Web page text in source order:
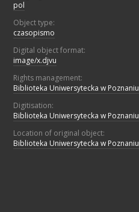
pol
Object type:
czasopismo
Digital object format:
image/x.djvu
Rights management:
Biblioteka Uniwersytecka w Poznaniu
Digitisation:
Biblioteka Uniwersytecka w Poznaniu
Location of original object:
Biblioteka Uniwersytecka w Poznaniu